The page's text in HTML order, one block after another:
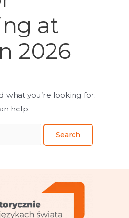
at
2026
what you’re looking for.
help.